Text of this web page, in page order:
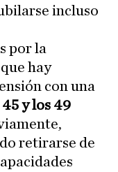
incluso
por la
hay
con una
y los 49
retirarse de